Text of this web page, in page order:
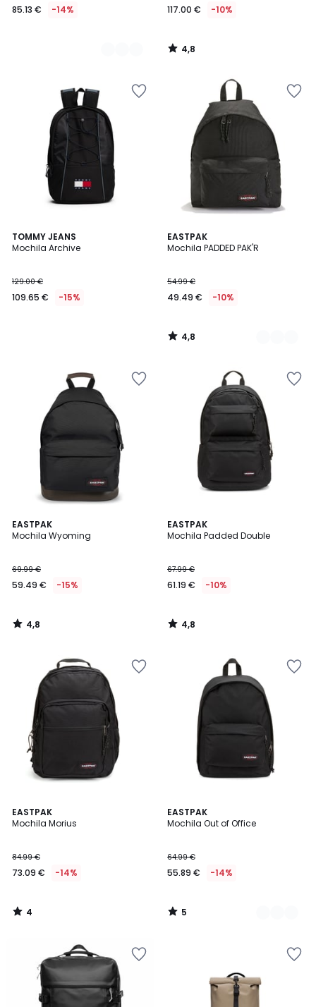
85.13 € -14% 117.00 € -10%
4,8
/
TOMMY JEANS
Mochila Archive
129.00 €
109.65 € -15%
EASTPAK
Mochila PADDED PAK'R
54.99 €
49.49 € -10%
4,8
/ 5
3
Colores
4,8
/
EASTPAK
Mochila Wyoming
69.99 €
59.49 € -15%
4,8
/ 5
4,8
/
EASTPAK
Mochila Padded Double
67.99 €
61.19 € -10%
4,8
/ 5
4,8
/
EASTPAK
Mochila Morius
84.99 €
73.09 € -14%
4
/
4
/
EASTPAK
Mochila Out of Office
64.99 €
55.89 € -14%
5
/
2
Colores
5
/